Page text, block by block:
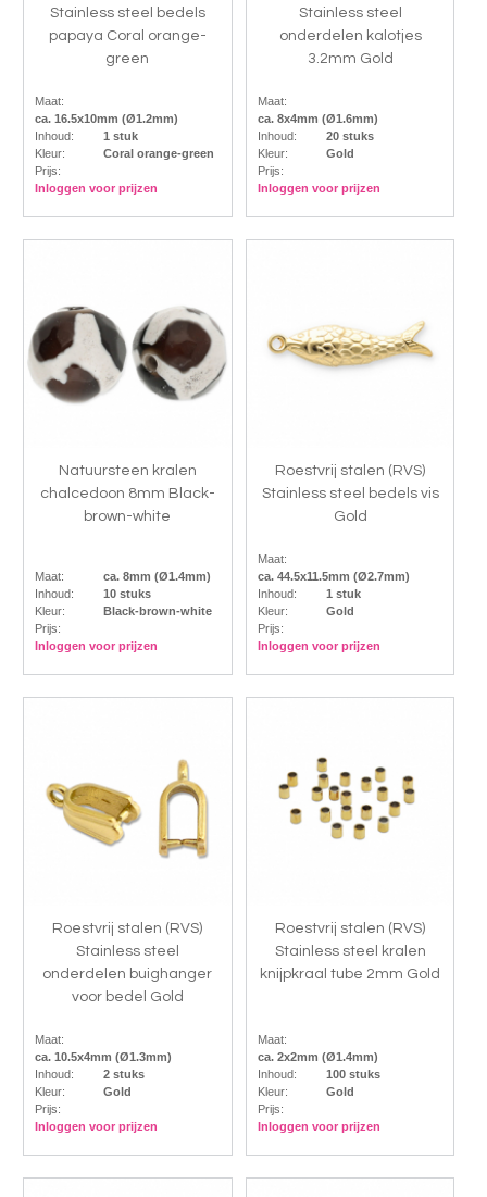
Stainless steel bedels
papaya Coral orange-
green
Maat:
ca. 16.5x10mm (Ø1.2mm)
Inhoud:
1 stuk
Kleur:
Coral orange-green
Prijs:
Inloggen voor prijzen
Stainless steel
onderdelen kalotjes
3.2mm Gold
Maat:
ca. 8x4mm (Ø1.6mm)
Inhoud:
20 stuks
Kleur:
Gold
Prijs:
Inloggen voor prijzen
Natuursteen kralen
chalcedoon 8mm Black-
brown-white
Maat:
ca. 8mm (Ø1.4mm)
Inhoud:
10 stuks
Kleur:
Black-brown-white
Prijs:
Inloggen voor prijzen
Roestvrij stalen (RVS)
Stainless steel bedels vis
Gold
Maat:
ca. 44.5x11.5mm (Ø2.7mm)
Inhoud:
1 stuk
Kleur:
Gold
Prijs:
Inloggen voor prijzen
Roestvrij stalen (RVS)
Stainless steel
onderdelen buighanger
voor bedel Gold
Maat:
ca. 10.5x4mm (Ø1.3mm)
Inhoud:
2 stuks
Kleur:
Gold
Prijs:
Inloggen voor prijzen
Roestvrij stalen (RVS)
Stainless steel kralen
knijpkraal tube 2mm Gold
Maat:
ca. 2x2mm (Ø1.4mm)
Inhoud:
100 stuks
Kleur:
Gold
Prijs:
Inloggen voor prijzen